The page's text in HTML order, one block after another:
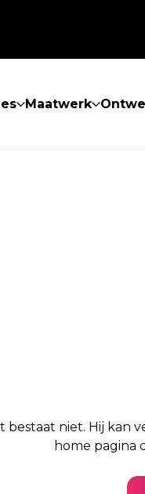
Maatwerk
bestaat niet. Hij
home pagina